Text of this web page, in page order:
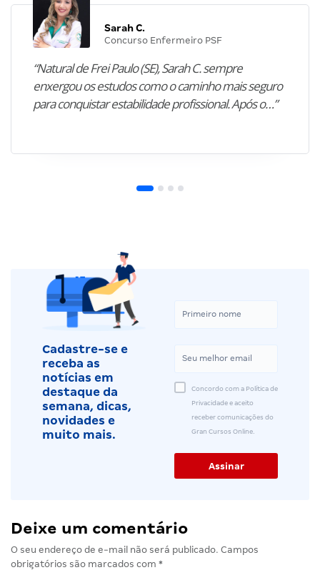
Sarah C.
Concurso Enfermeiro PSF
“Natural de Frei Paulo (SE), Sarah C. sempre
enxergou os estudos como o caminho mais seguro
para conquistar estabilidade profissional. Após o…”
Cadastre-se e
receba as
notícias em
destaque da
semana, dicas,
novidades e
muito mais.
Concordo com a Política de
Privacidade e aceito
receber comunicações do
Gran Cursos Online.
Deixe um comentário
O seu endereço de e-mail não será publicado. Campos
obrigatórios são marcados com *